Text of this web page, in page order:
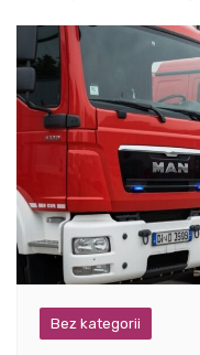
Bez kategorii